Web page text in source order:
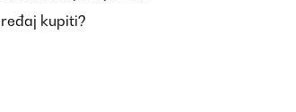
pour faire un cadeau. Les couteaux sont
kupiti?